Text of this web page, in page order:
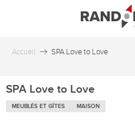
principal
Accueil SPA Love to Love
SPA Love to Love
MEUBLÉS ET GÎTES MAISON